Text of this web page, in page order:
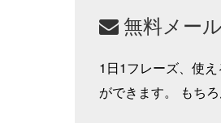
無料メー
1日1フレーズ、使
ができます。 もち